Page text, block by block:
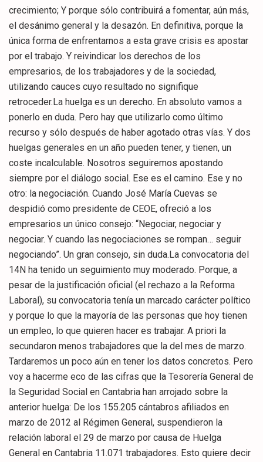
crecimiento; Y porque sólo contribuirá a fomentar, aún más,
el desánimo general y la desazón. En definitiva, porque la
única forma de enfrentarnos a esta grave crisis es apostar
por el trabajo. Y reivindicar los derechos de los
empresarios, de los trabajadores y de la sociedad,
utilizando cauces cuyo resultado no signifique
retroceder.La huelga es un derecho. En absoluto vamos a
ponerlo en duda. Pero hay que utilizarlo como último
recurso y sólo después de haber agotado otras vías. Y dos
huelgas generales en un año pueden tener, y tienen, un
coste incalculable. Nosotros seguiremos apostando
siempre por el diálogo social. Ese es el camino. Ese y no
otro: la negociación. Cuando José María Cuevas se
despidió como presidente de CEOE, ofreció a los
empresarios un único consejo: “Negociar, negociar y
negociar. Y cuando las negociaciones se rompan… seguir
negociando”. Un gran consejo, sin duda.La convocatoria del
14N ha tenido un seguimiento muy moderado. Porque, a
pesar de la justificación oficial (el rechazo a la Reforma
Laboral), su convocatoria tenía un marcado carácter político
y porque lo que la mayoría de las personas que hoy tienen
un empleo, lo que quieren hacer es trabajar. A priori la
secundaron menos trabajadores que la del mes de marzo.
Tardaremos un poco aún en tener los datos concretos. Pero
voy a hacerme eco de las cifras que la Tesorería General de
la Seguridad Social en Cantabria han arrojado sobre la
anterior huelga: De los 155.205 cántabros afiliados en
marzo de 2012 al Régimen General, suspendieron la
relación laboral el 29 de marzo por causa de Huelga
General en Cantabria 11.071 trabajadores. Esto quiere decir